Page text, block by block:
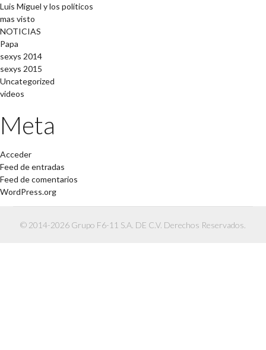
Luis Miguel y los políticos
mas visto
NOTICIAS
Papa
sexys 2014
sexys 2015
Uncategorized
videos
Meta
Acceder
Feed de entradas
Feed de comentarios
WordPress.org
© 2014-2026 Grupo F6-11 S.A. DE C.V. Derechos Reservados.